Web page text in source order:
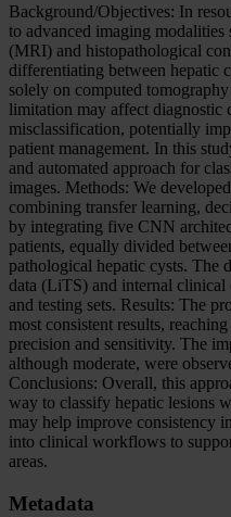
Background/Objectives: In
to advanced imaging modalities
(MRI) and histopathological
differentiating between hepatic
solely on computed
limitation may affect diagnostic
misclassification, potentially
patient management. In this
and automated approach for
images. Methods: We
combining transfer learning,
by integrating five CNN
patients, equally divided
pathological hepatic cysts. The
data (LiTS) and internal clinical
and testing sets. Results: The
most consistent results,
precision and sensitivity. The
although moderate, were
Conclusions: Overall, this
way to classify hepatic lesions
may help improve consistency
into clinical workflows to
areas.
Metadata